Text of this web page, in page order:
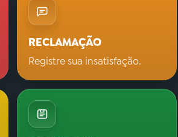
RECLAMAÇÃO
Registre sua insatisfação.